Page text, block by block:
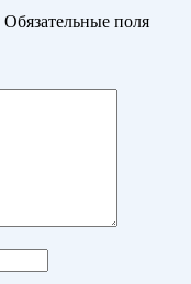
Обязательные поля